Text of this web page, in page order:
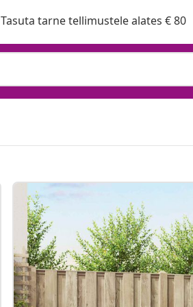
Tasuta tarne tellimustele alates € 80